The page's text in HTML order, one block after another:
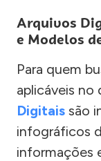
Arquivos
e Modelos
Para quem
aplicáveis no
Digitais são
infográficos
informações